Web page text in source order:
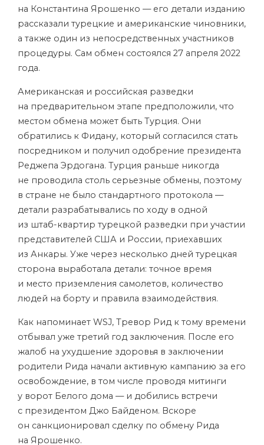
на Константина Ярошенко — его детали изданию
рассказали турецкие и американские чиновники,
а также один из непосредственных участников
процедуры. Сам обмен состоялся 27 апреля 2022
года.
Американская и российская разведки
на предварительном этапе предположили, что
местом обмена может быть Турция. Они
обратились к Фидану, который согласился стать
посредником и получил одобрение президента
Реджепа Эрдогана. Турция раньше никогда
не проводила столь серьезные обмены, поэтому
в стране не было стандартного протокола —
детали разрабатывались по ходу в одной
из штаб-квартир турецкой разведки при участии
представителей США и России, приехавших
из Анкары. Уже через несколько дней турецкая
сторона выработала детали: точное время
и место приземления самолетов, количество
людей на борту и правила взаимодействия.
Как напоминает WSJ, Тревор Рид к тому времени
отбывал уже третий год заключения. После его
жалоб на ухудшение здоровья в заключении
родители Рида начали активную кампанию за его
освобождение, в том числе проводя митинги
у ворот Белого дома — и добились встречи
с президентом Джо Байденом. Вскоре
он санкционировал сделку по обмену Рида
на Ярошенко.